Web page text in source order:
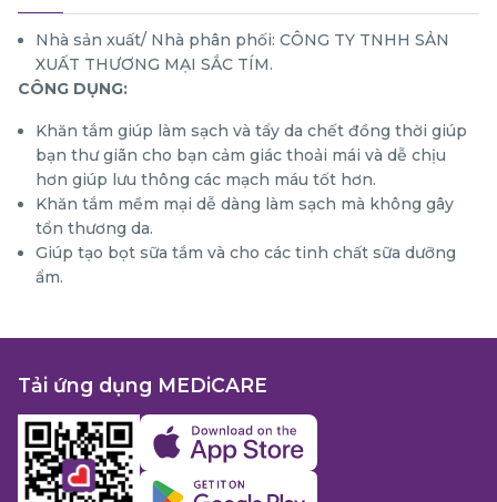
Nhà sản xuất/ Nhà phân phối: CÔNG TY TNHH SẢN
XUẤT THƯƠNG MẠI SẮC TÍM.
CÔNG DỤNG:
Khăn tắm giúp làm sạch và tẩy da chết đồng thời giúp
bạn thư giãn cho bạn cảm giác thoải mái và dễ chịu
hơn giúp lưu thông các mạch máu tốt hơn.
Khăn tắm mềm mại dễ dàng làm sạch mà không gây
tổn thương da.
Giúp tạo bọt sữa tắm và cho các tinh chất sữa dưỡng
ẩm.
Tải ứng dụng MEDiCARE